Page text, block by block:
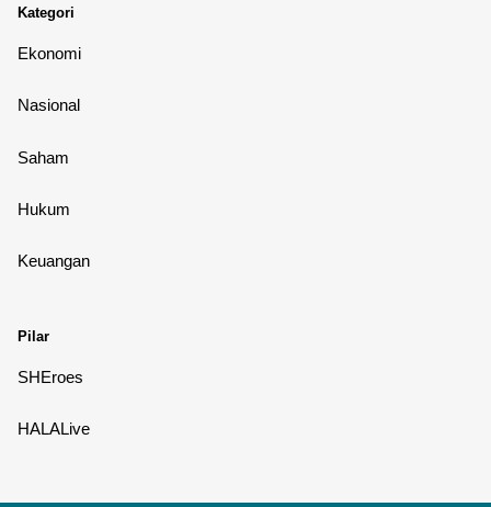
Kategori
Ekonomi
Nasional
Saham
Hukum
Keuangan
Pilar
SHEroes
HALALive